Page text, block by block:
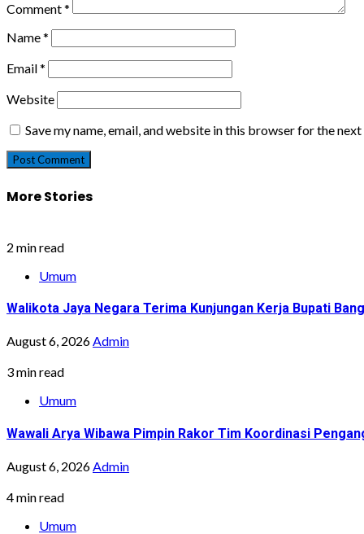
Comment*
Name*
Email*
Website
Save my name, email, and website in this browser for the
More Stories
2 min read
Umum
Walikota Jaya Negara Terima Kunjungan Kerja Bupati
August 6, 2026Admin
3 min read
Umum
Wawali Arya Wibawa Pimpin Rakor Tim Koordinasi
August 6, 2026Admin
4 min read
Umum